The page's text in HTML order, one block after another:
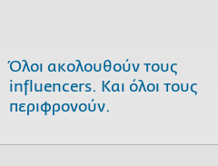
Όλοι ακολουθούν τους
influencers. Και όλοι τους
περιφρονούν.